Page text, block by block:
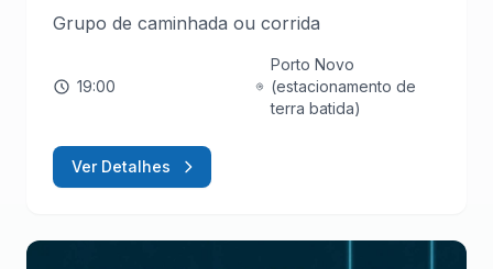
Grupo de caminhada ou corrida
19:00
Porto Novo
(estacionamento de
terra batida)
Ver Detalhes